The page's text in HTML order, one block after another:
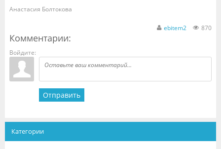
Анастасия Болтокова
870
ebitem2
Комментарии:
Войдите:
Отправить
Категории